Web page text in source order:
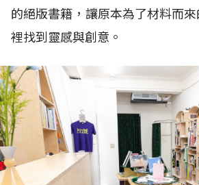
的絕版書籍，讓原本為了材料而
裡找到靈感與創意。